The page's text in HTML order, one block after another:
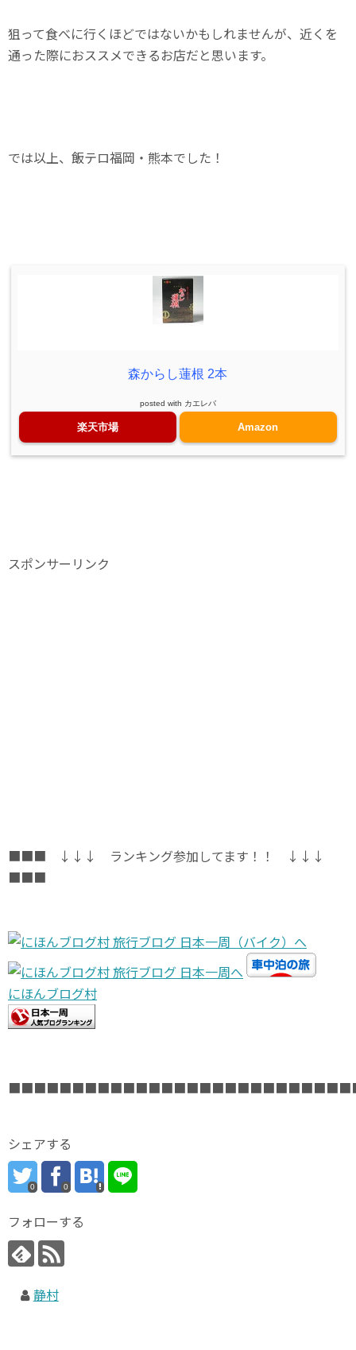
狙って食べに行くほどではないかもしれませんが、近くを
通った際におススメできるお店だと思います。
では以上、飯テロ福岡・熊本でした！
森からし蓮根 2本
posted with カエレバ
楽天市場 Amazon
スポンサーリンク
■■■ ↓↓↓ ランキング参加してます！！ ↓↓↓
■■■
にほんブログ村
シェアする
0 0
フォローする
静村